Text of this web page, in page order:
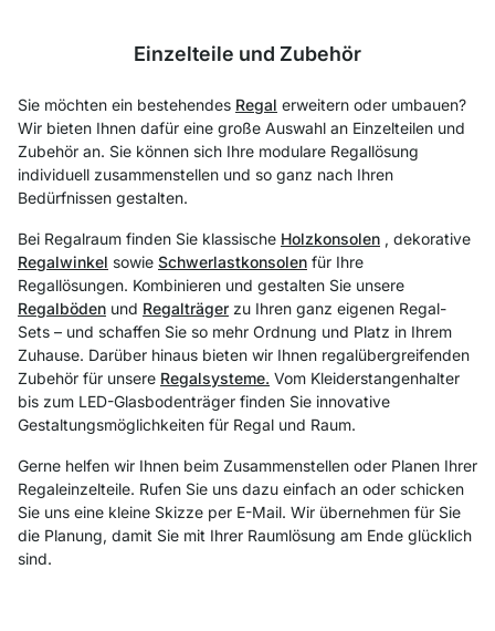
Einzelteile und Zubehör
Sie möchten ein bestehendes Regal erweitern oder umbauen?
Wir bieten Ihnen dafür eine große Auswahl an Einzelteilen und
Zubehör an. Sie können sich Ihre modulare Regallösung
individuell zusammenstellen und so ganz nach Ihren
Bedürfnissen gestalten.
Bei Regalraum finden Sie klassische Holzkonsolen , dekorative
Regalwinkel sowie Schwerlastkonsolen für Ihre
Regallösungen. Kombinieren und gestalten Sie unsere
Regalböden und Regalträger zu Ihren ganz eigenen Regal-
Sets – und schaffen Sie so mehr Ordnung und Platz in Ihrem
Zuhause. Darüber hinaus bieten wir Ihnen regalübergreifenden
Zubehör für unsere Regalsysteme. Vom Kleiderstangenhalter
bis zum LED-Glasbodenträger finden Sie innovative
Gestaltungsmöglichkeiten für Regal und Raum.
Gerne helfen wir Ihnen beim Zusammenstellen oder Planen Ihrer
Regaleinzelteile. Rufen Sie uns dazu einfach an oder schicken
Sie uns eine kleine Skizze per E-Mail. Wir übernehmen für Sie
die Planung, damit Sie mit Ihrer Raumlösung am Ende glücklich
sind.